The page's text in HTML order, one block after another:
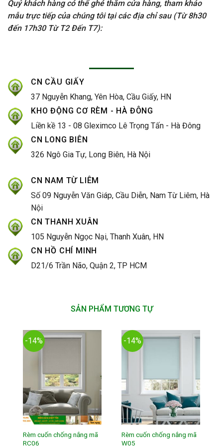
Quý khách hàng có thể ghé thăm cửa hàng, tham khảo
mẫu trực tiếp của chúng tôi tại các địa chỉ sau (Từ 8h30
đến 17h30 Từ T2 Đến T7):
CN CẦU GIẤY
37 Nguyễn Khang, Yên Hòa, Cầu Giấy, HN
KHO ĐỘNG CƠ RÈM - HÀ ĐÔNG
Liền kề 13 - 08 Gleximco Lê Trọng Tấn - Hà Đông
CN LONG BIÊN
326 Ngô Gia Tự, Long Biên, Hà Nội
CN NAM TỪ LIÊM
Số 09 Nguyễn Văn Giáp, Cầu Diễn, Nam Từ Liêm, Hà
Nội
CN THANH XUÂN
105 Nguyễn Ngọc Nại, Thanh Xuân, HN
CN HỒ CHÍ MINH
D21/6 Trần Não, Quận 2, TP HCM
SẢN PHẨM TƯƠNG TỰ
-14%
Rèm cuốn chống nắng mã
RC06
-14%
Rèm cuốn chống nắng mã
W05